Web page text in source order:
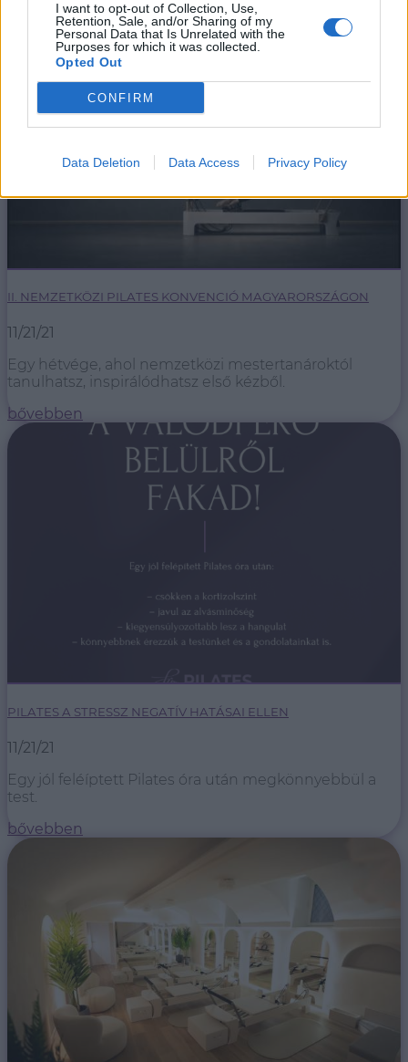
I want to opt-out of Collection, Use,
Retention, Sale, and/or Sharing of my
Personal Data that Is Unrelated with the
Purposes for which it was collected.
Opted Out
CONFIRM
Data Deletion Data Access Privacy Policy
II. NEMZETKÖZI PILATES KONVENCIÓ MAGYARORSZÁGON
11/21/21
Egy hétvége, ahol nemzetközi mestertanároktól
tanulhatsz, inspirálódhatsz első kézből.
bővebben
PILATES A STRESSZ NEGATÍV HATÁSAI ELLEN
11/21/21
Egy jól feléíptett Pilates óra után megkönnyebbül a
test.
bővebben